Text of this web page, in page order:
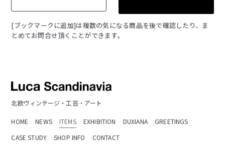
[ブックマークに追加]は複数の気になる商品を後で確認したり、ま
とめてお問合せ頂くことができます。
北欧ヴィンテージ・工芸・アート
HOME NEWS ITEMS EXHIBITION DUXIANA
GREETINGS
CASE STUDY
SHOP INFO CONTACT